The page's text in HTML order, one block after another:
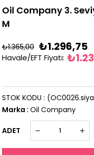
Oil Company 3.
M
₺1.365,00 ₺1.296,75
Havale/EFT Fiyatı:
STOK KODU
Marka : Oil Company
ADET